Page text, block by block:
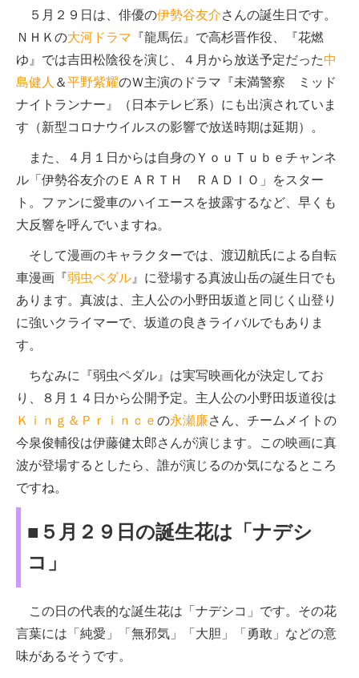
５月２９日は、俳優の伊勢谷友介さんの誕生日です。
ＮＨＫの大河ドラマ 『龍馬伝』で高杉晋作役、『花燃
ゆ』では吉田松陰役を演じ、４月から放送予定だった中
島健人 ＆平野紫耀のＷ主演のドラマ『未満警察 ミッド
ナイトランナー』（日本テレビ系）にも出演されていま
す（新型コロナウイルスの影響で放送時期は延期）。
また、４月１日からは自身のＹｏｕＴｕｂｅチャンネ
ル「伊勢谷友介のＥＡＲＴＨ ＲＡＤＩＯ」をスター
ト。ファンに愛車のハイエースを披露するなど、早くも
大反響を呼んでいますね。
そして漫画のキャラクターでは、渡辺航氏による自転
車漫画『弱虫ペダル 』に登場する真波山岳の誕生日でも
あります。真波は、主人公の小野田坂道と同じく山登り
に強いクライマーで、坂道の良きライバルでもありま
す。
ちなみに『弱虫ペダル』は実写映画化が決定してお
り、８月１４日から公開予定。主人公の小野田坂道役は
Ｋｉｎｇ＆Ｐｒｉｎｃｅ の永瀬廉さん、チームメイトの
今泉俊輔役は伊藤健太郎さんが演じます。この映画に真
波が登場するとしたら、誰が演じるのか気になるところ
ですね。
■５月２９日の誕生花は「ナデシ
コ」
この日の代表的な誕生花は「ナデシコ」です。その花
言葉には「純愛」「無邪気」「大胆」「勇敢」などの意
味があるそうです。